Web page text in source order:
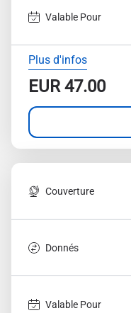
Valable Pour
Plus d'infos
EUR47.00
Couverture
Donnés
Valable Pour